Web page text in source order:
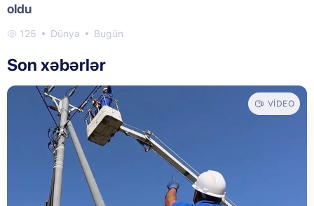
oldu
125 Dünya Bugün
Son xəbərlər
VIDEO